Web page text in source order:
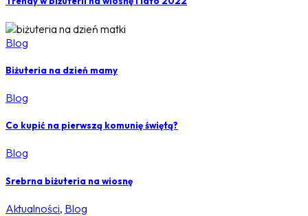
Blog
Biżuteria na dzień mamy
Blog
Co kupić na pierwszą komunię świętą?
Blog
Srebrna biżuteria na wiosnę
Aktualności, Blog